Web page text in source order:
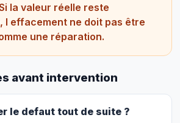
la valeur réelle reste
l effacement ne doit pas être
une réparation.
avant intervention
le defaut tout de suite ?